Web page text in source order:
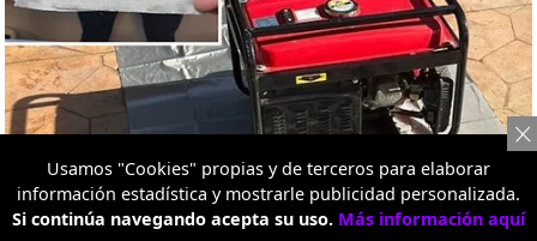
Usamos "Cookies" propias y de terceros para elaborar
información estadística y mostrarle publicidad personalizada.
Si continúa navegando acepta su uso. Más información aquí